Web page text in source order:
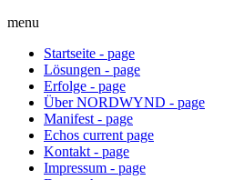
menu
Startseite - page
Lösungen - page
Erfolge - page
Über NORDWYND - page
Manifest - page
Echos current page
Kontakt - page
Impressum - page